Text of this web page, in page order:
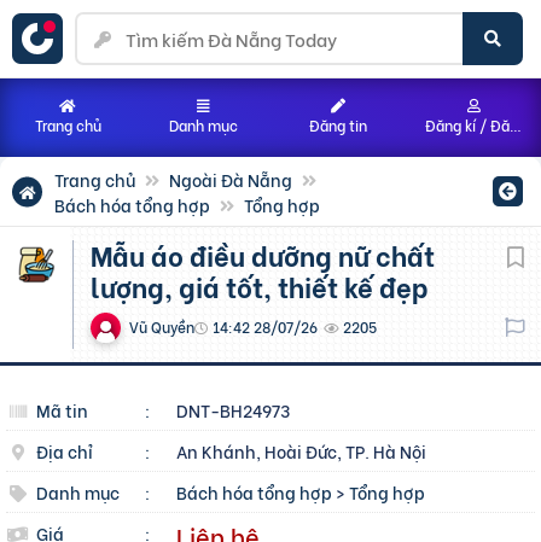
Trang chủ
Ngoài Đà Nẵng
Bách hóa tổng hợp
Tổng hợp
Mẫu áo điều dưỡng nữ chất
lượng, giá tốt, thiết kế đẹp
Vũ Quyền 14:42 28/07/26 2205
Mã tin :
DNT-BH24973
Địa chỉ
:
An Khánh, Hoài Đức, TP. Hà Nội
Danh mục
: Bách hóa tổng hợp >Tổng hợp
Giá
:
Trang chủ Danh mục Đăng tin